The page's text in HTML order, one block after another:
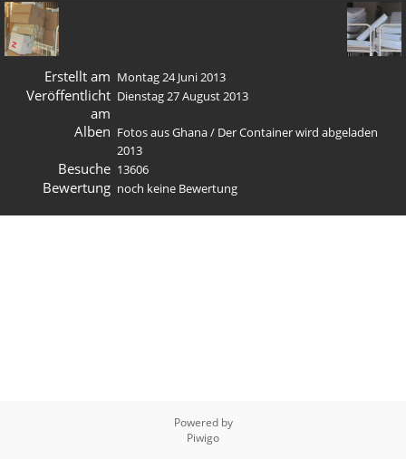
Erstellt am Montag 24 Juni 2013
Veröffentlicht
am
Dienstag 27 August 2013
Alben Fotos aus Ghana/ Der Container wird abgeladen
2013
Besuche 13606
Bewertung noch keine Bewertung
Powered by
Piwigo